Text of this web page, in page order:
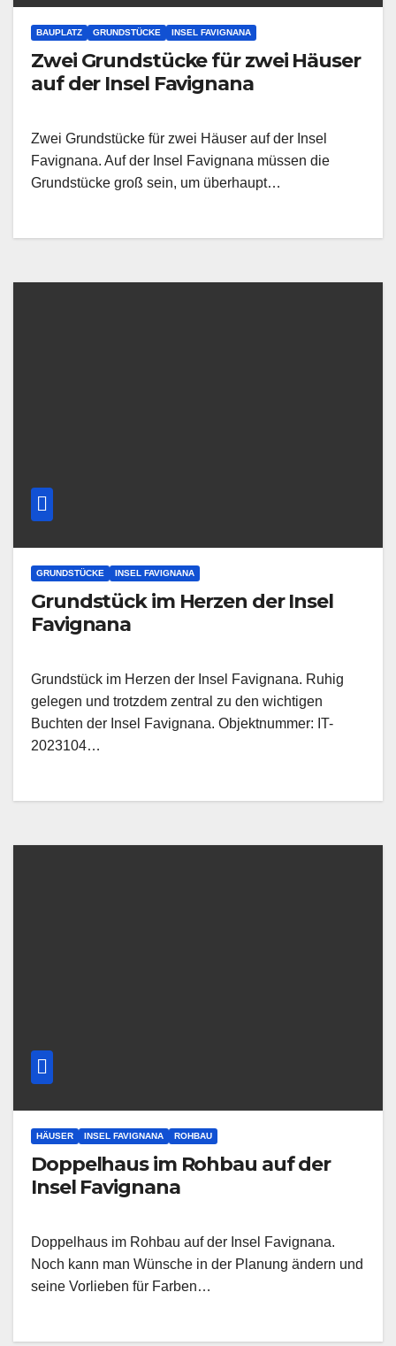
BAUPLATZ GRUNDSTÜCKE INSEL FAVIGNANA
Zwei Grundstücke für zwei Häuser
auf der Insel Favignana
Zwei Grundstücke für zwei Häuser auf der Insel
Favignana. Auf der Insel Favignana müssen die
Grundstücke groß sein, um überhaupt…
GRUNDSTÜCKE INSEL FAVIGNANA
Grundstück im Herzen der Insel
Favignana
Grundstück im Herzen der Insel Favignana. Ruhig
gelegen und trotzdem zentral zu den wichtigen
Buchten der Insel Favignana. Objektnummer: IT-
2023104…
HÄUSER INSEL FAVIGNANA ROHBAU
Doppelhaus im Rohbau auf der
Insel Favignana
Doppelhaus im Rohbau auf der Insel Favignana.
Noch kann man Wünsche in der Planung ändern und
seine Vorlieben für Farben…